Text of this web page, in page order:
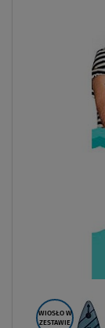
WIOSŁO W
ZESTAWIE